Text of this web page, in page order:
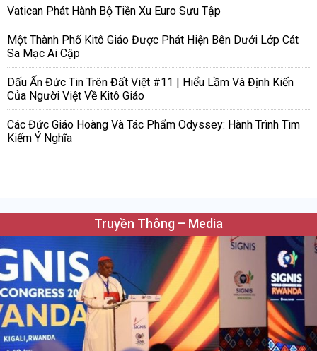
Vatican Phát Hành Bộ Tiền Xu Euro Sưu Tập
Một Thành Phố Kitô Giáo Được Phát Hiện Bên Dưới Lớp Cát
Sa Mạc Ai Cập
Dấu Ấn Đức Tin Trên Đất Việt #11 | Hiểu Lầm Và Định Kiến
Của Người Việt Về Kitô Giáo
Các Đức Giáo Hoàng Và Tác Phẩm Odyssey: Hành Trình Tìm
Kiếm Ý Nghĩa
Truyền Thông – Media